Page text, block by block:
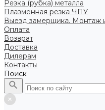
Резка (рубка) металла
Плазменная резка ЧПУ
Выезд замерщика. Монтаж
Оплата
Возврат
Доставка
Дилерам
Контакты
Поиск